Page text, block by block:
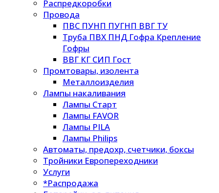
Распредкоробки
Провода
ПВС ПУНП ПУГНП ВВГ ТУ
Труба ПВХ ПНД Гофра Крепление
Гофры
ВВГ КГ СИП Гост
Промтовары, изолента
Металлоизделия
Лампы накаливания
Лампы Старт
Лампы FAVOR
Лампы PILA
Лампы Philips
Автоматы, предохр, счетчики, боксы
Тройники Европереходники
Услуги
*Распродажа